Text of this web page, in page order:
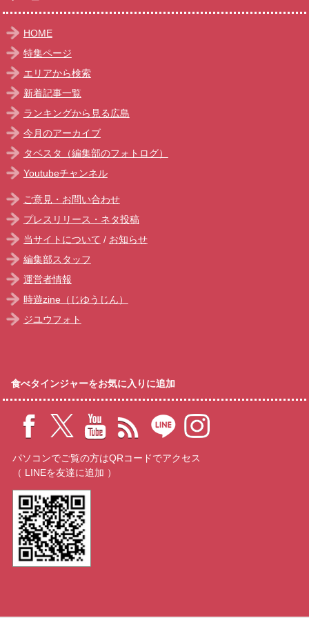
HOME
特集ページ
エリアから検索
新着記事一覧
ランキングから見る広島
今月のアーカイブ
タベスタ（編集部のフォトログ）
Youtubeチャンネル
ご意見・お問い合わせ
プレスリリース・ネタ投稿
当サイトについて / お知らせ
編集部スタッフ
運営者情報
時遊zine（じゆうじん）
ジユウフォト
食べタインジャーをお気に入りに追加
パソコンでご覧の方はQRコードでアクセス
（ LINEを友達に追加 ）